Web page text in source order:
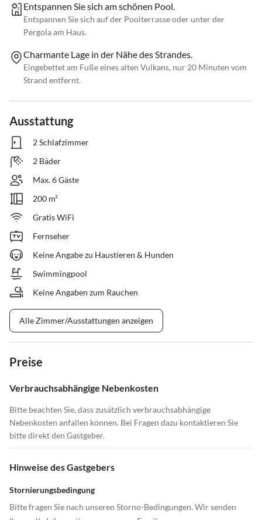
Entspannen Sie sich am schönen Pool.
Entspannen Sie sich auf der Poolterrasse oder unter der
Pergola am Haus.
Charmante Lage in der Nähe des Strandes.
Eingebettet am Fuße eines alten Vulkans, nur 20 Minuten vom
Strand entfernt.
Ausstattung
2 Schlafzimmer
2 Bäder
Max. 6 Gäste
200 m²
Gratis WiFi
Fernseher
Keine Angabe zu Haustieren & Hunden
Swimmingpool
Keine Angaben zum Rauchen
Alle Zimmer/Ausstattungen anzeigen
Preise
Verbrauchsabhängige Nebenkosten
Bitte beachten Sie, dass zusätzlich verbrauchsabhängige
Nebenkosten anfallen können. Bei Fragen dazu kontaktieren Sie
bitte direkt den Gastgeber.
Hinweise des Gastgebers
Stornierungsbedingung
Bitte fragen Sie nach unseren Storno-Bedingungen. Wir senden